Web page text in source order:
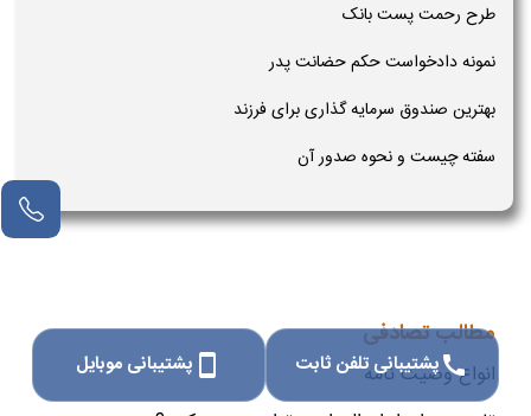
طرح رحمت پست بانک
نمونه دادخواست حکم حضانت پدر
بهترین صندوق سرمایه گذاری برای فرزند
سفته چیست و نحوه صدور آن
مطالب تصادفی
انواع وصیت نامه
callپشتیبانی تلفن ثابت smartphone پشتیبانی موبایل